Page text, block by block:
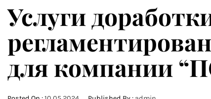
Услуги
для компании